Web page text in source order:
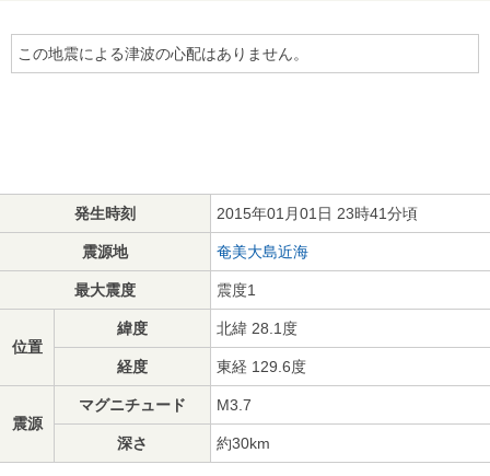
この地震による津波の心配はありません。
発生時刻 2015年01月01日 23時41分頃
震源地 奄美大島近海
最大震度 震度1
位置
緯度 北緯 28.1度
経度 東経 129.6度
震源
マグニチュード M3.7
深さ 約30km